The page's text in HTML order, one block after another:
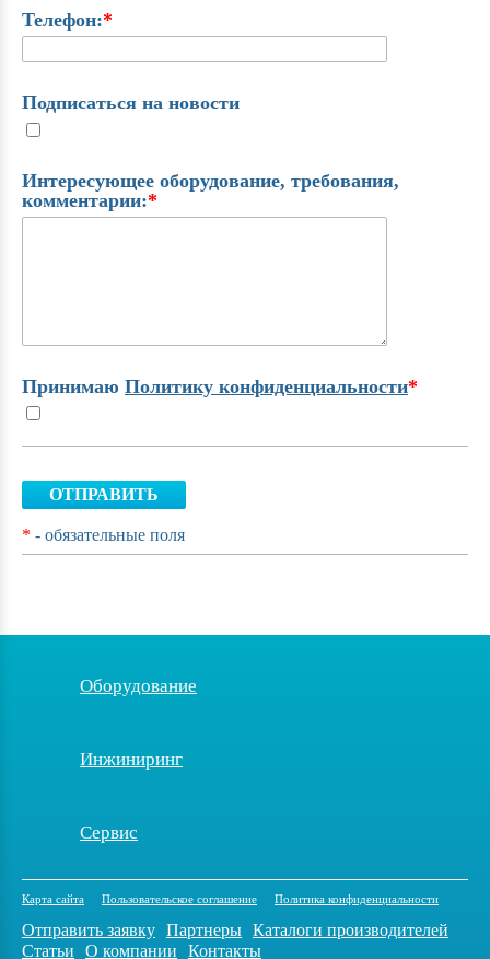
Телефон:*
Подписаться на новости
Интересующее оборудование, требования,
комментарии:*
Принимаю Политику конфиденциальности*
ОТПРАВИТЬ
* - обязательные поля
Оборудование
Инжиниринг
Сервис
Карта сайта Пользовательское соглашение Политика конфиденциальности
Отправить заявку Партнеры Каталоги производителей
Статьи
О компании Контакты